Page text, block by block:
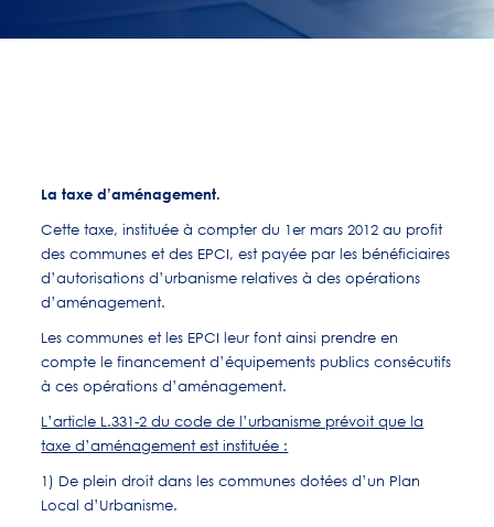
La taxe d’aménagement.
Cette taxe, instituée à compter du 1er mars 2012 au profit
des communes et des EPCI, est payée par les bénéficiaires
d’autorisations d’urbanisme relatives à des opérations
d’aménagement.
Les communes et les EPCI leur font ainsi prendre en
compte le financement d’équipements publics consécutifs
à ces opérations d’aménagement.
L’article L.331-2 du code de l’urbanisme prévoit que la
taxe d’aménagement est instituée :
1) De plein droit dans les communes dotées d’un Plan
Local d’Urbanisme.